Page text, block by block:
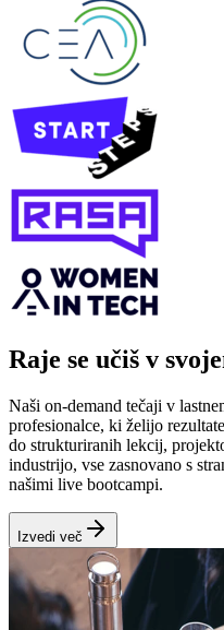
Raje se učiš v
Naši on‑demand tečaji v
profesionalce, ki želijo
do strukturiranih lekcij,
industrijo, vse zasnovano s
našimi live bootcampi.
Izvedi več